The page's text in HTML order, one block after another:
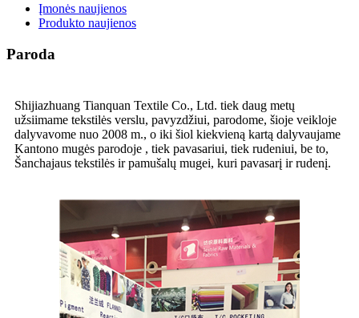
Įmonės naujienos
Produkto naujienos
Paroda
Shijiazhuang Tianquan Textile Co., Ltd. tiek daug metų
užsiimame tekstilės verslu, pavyzdžiui, parodome, šioje veikloje
dalyvavome nuo 2008 m., o iki šiol kiekvieną kartą dalyvaujame
Kantono mugės parodoje , tiek pavasariui, tiek rudeniui, be to,
Šanchajaus tekstilės ir pamušalų mugei, kuri pavasarį ir rudenį.